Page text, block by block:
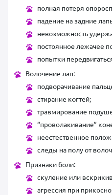
полная потеря
падение на задние
невозможность
постоянное лежачее
попытки
Волочение лап:
подворачивание
стирание когтей;
травмирование
“проволакивание”
неестественное
следы на полу от
Признаки боли:
скуление или
агрессия при